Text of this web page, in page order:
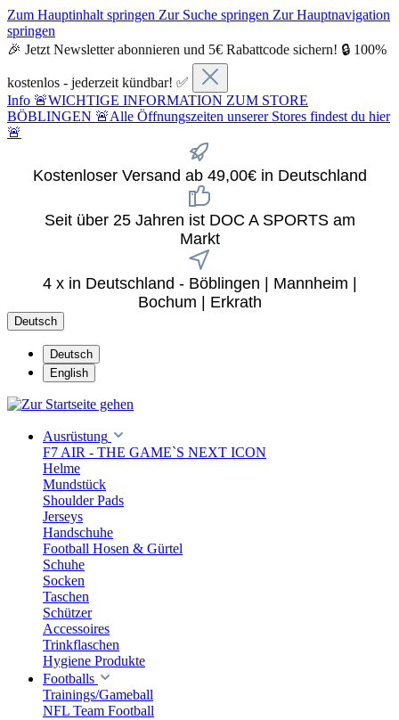
Zum Hauptinhalt springen Zur Suche springen Zur Hauptnavigation
springen
🎉 Jetzt Newsletter abonnieren und 5€ Rabattcode sichern! 🔒 100%
kostenlos - jederzeit kündbar! ✅
Info 🚨WICHTIGE INFORMATION ZUM STORE
BÖBLINGEN 🚨Alle Öffnungszeiten unserer Stores findest du hier
🚨
Kostenloser Versand ab 49,00€ in Deutschland
Seit über 25 Jahren ist DOC A SPORTS am
Markt
4 x in Deutschland - Böblingen | Mannheim |
Bochum | Erkrath
Deutsch
Deutsch
English
Ausrüstung
F7 AIR - THE GAME`S NEXT ICON
Helme
Mundstück
Shoulder Pads
Jerseys
Handschuhe
Football Hosen & Gürtel
Schuhe
Socken
Taschen
Schützer
Accessoires
Trinkflaschen
Hygiene Produkte
Footballs
Trainings/Gameball
NFL Team Football